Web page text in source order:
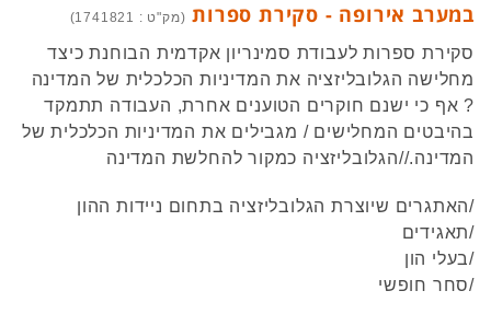
במערב אירופה - סקירת ספרות (מק"ט : 1741821)
סקירת ספרות לעבודת סמינריון אקדמית הבוחנת כיצד
מחלישה הגלובליזציה את המדיניות הכלכלית של המדינה
? אף כי ישנם חוקרים הטוענים אחרת, העבודה תתמקד
בהיבטים המחלישים / מגבילים את המדיניות הכלכלית של
המדינה.//הגלובליזציה כמקור להחלשת המדינה
/האתגרים שיוצרת הגלובליזציה בתחום ניידות ההון
/תאגידים
/בעלי הון
/סחר חופשי